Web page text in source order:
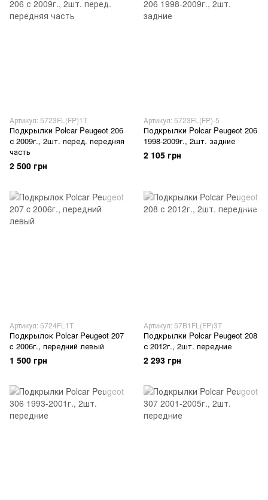
Артикул: 5723FL(FP)1T
Подкрылки Polcar Peugeot 206
с 2009г., 2шт. перед. передняя
часть
2 500 грн
Артикул: 5723FL(FP)-5
Подкрылки Polcar Peugeot 206
1998-2009г., 2шт. задние
2 105 грн
Артикул: 5724FL1T
Подкрылок Polcar Peugeot 207
c 2006г., передний левый
1 500 грн
Артикул: 57B1FL(FP)3T
Подкрылки Polcar Peugeot 208
с 2012г., 2шт. передние
2 293 грн